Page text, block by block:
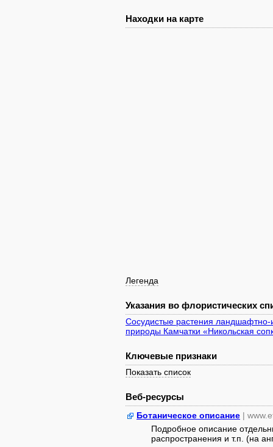
Находки на карте
Легенда
Указания во флористических
Сосудистые растения ландшафтно-
природы Камчатки «Никольская
Ключевые признаки
Показать список
Веб-ресурсы
Ботаническое описание |
Подробное описание
распространения и т.п. (на